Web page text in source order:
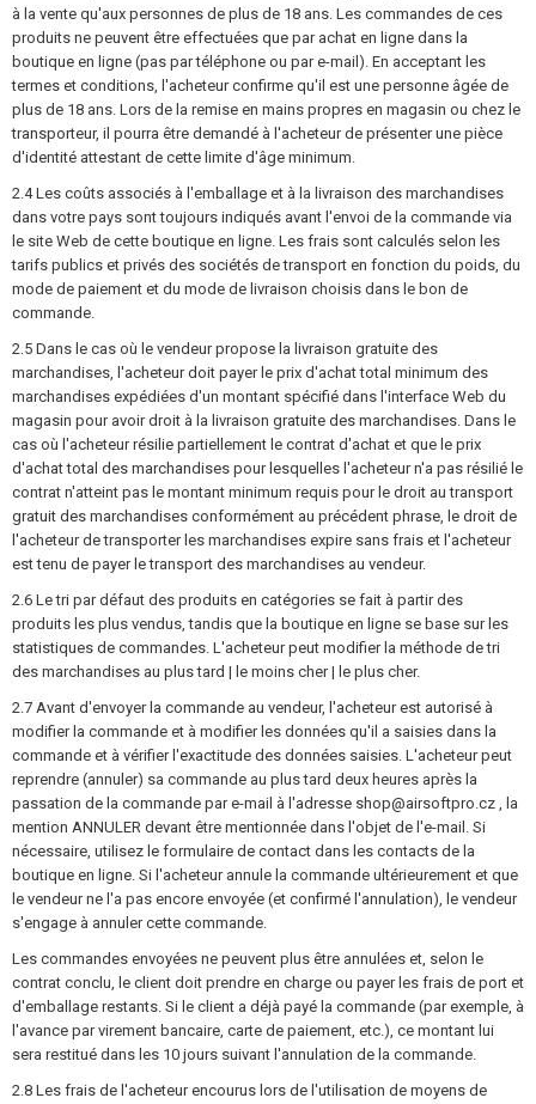
à la vente qu'aux personnes de plus de 18 ans. Les commandes de ces
produits ne peuvent être effectuées que par achat en ligne dans la
boutique en ligne (pas par téléphone ou par e-mail). En acceptant les
termes et conditions, l'acheteur confirme qu'il est une personne âgée de
plus de 18 ans. Lors de la remise en mains propres en magasin ou chez le
transporteur, il pourra être demandé à l'acheteur de présenter une pièce
d'identité attestant de cette limite d'âge minimum.
2.4 Les coûts associés à l'emballage et à la livraison des marchandises
dans votre pays sont toujours indiqués avant l'envoi de la commande via
le site Web de cette boutique en ligne. Les frais sont calculés selon les
tarifs publics et privés des sociétés de transport en fonction du poids, du
mode de paiement et du mode de livraison choisis dans le bon de
commande.
2.5 Dans le cas où le vendeur propose la livraison gratuite des
marchandises, l'acheteur doit payer le prix d'achat total minimum des
marchandises expédiées d'un montant spécifié dans l'interface Web du
magasin pour avoir droit à la livraison gratuite des marchandises. Dans le
cas où l'acheteur résilie partiellement le contrat d'achat et que le prix
d'achat total des marchandises pour lesquelles l'acheteur n'a pas résilié le
contrat n'atteint pas le montant minimum requis pour le droit au transport
gratuit des marchandises conformément au précédent phrase, le droit de
l'acheteur de transporter les marchandises expire sans frais et l'acheteur
est tenu de payer le transport des marchandises au vendeur.
2.6 Le tri par défaut des produits en catégories se fait à partir des
produits les plus vendus, tandis que la boutique en ligne se base sur les
statistiques de commandes. L'acheteur peut modifier la méthode de tri
des marchandises au plus tard | le moins cher | le plus cher.
2.7 Avant d'envoyer la commande au vendeur, l'acheteur est autorisé à
modifier la commande et à modifier les données qu'il a saisies dans la
commande et à vérifier l'exactitude des données saisies. L'acheteur peut
reprendre (annuler) sa commande au plus tard deux heures après la
passation de la commande par e-mail à l'adresse shop@airsoftpro.cz , la
mention ANNULER devant être mentionnée dans l'objet de l'e-mail. Si
nécessaire, utilisez le formulaire de contact dans les contacts de la
boutique en ligne. Si l'acheteur annule la commande ultérieurement et que
le vendeur ne l'a pas encore envoyée (et confirmé l'annulation), le vendeur
s'engage à annuler cette commande.
Les commandes envoyées ne peuvent plus être annulées et, selon le
contrat conclu, le client doit prendre en charge ou payer les frais de port et
d'emballage restants. Si le client a déjà payé la commande (par exemple, à
l'avance par virement bancaire, carte de paiement, etc.), ce montant lui
sera restitué dans les 10 jours suivant l'annulation de la commande.
2.8 Les frais de l'acheteur encourus lors de l'utilisation de moyens de